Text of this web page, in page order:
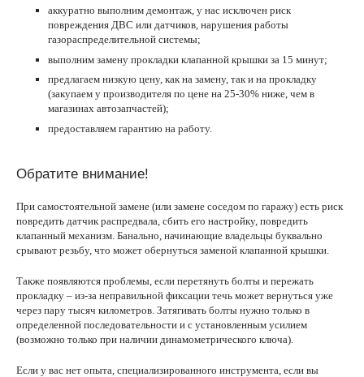
аккуратно выполним демонтаж, у нас исключен риск
повреждения ДВС или датчиков, нарушения работы
газораспределительной системы;
выполним замену прокладки клапанной крышки за 15 минут;
предлагаем низкую цену, как на замену, так и на прокладку
(закупаем у производителя по цене на 25-30% ниже, чем в
магазинах автозапчастей);
предоставляем гарантию на работу.
Обратите внимание!
При самостоятельной замене (или замене соседом по гаражу) есть риск
повредить датчик распредвала, сбить его настройку, повредить
клапанный механизм. Банально, начинающие владельцы буквально
срывают резьбу, что может обернуться заменой клапанной крышки.
Также появляются проблемы, если перетянуть болты и пережать
прокладку – из-за неправильной фиксации течь может вернуться уже
через пару тысяч километров. Затягивать болты нужно только в
определенной последовательности и с установленным усилием
(возможно только при наличии динамометрического ключа).
Если у вас нет опыта, специализированного инструмента, если вы